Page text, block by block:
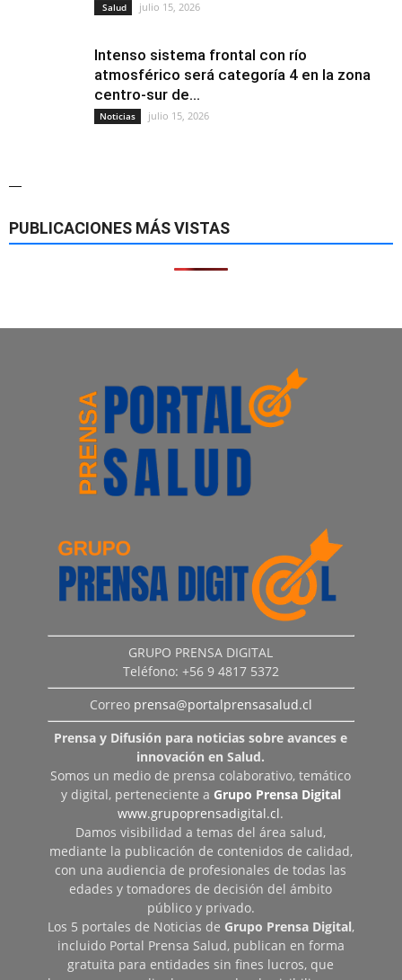
Salud julio 15, 2026
Intenso sistema frontal con río
atmosférico será categoría 4 en la zona
centro-sur de...
Noticias julio 15, 2026
—
PUBLICACIONES MÁS VISTAS
GRUPO PRENSA DIGITAL
Teléfono: +56 9 4817 5372
Correo prensa@portalprensasalud.cl
Prensa y Difusión para noticias sobre avances e
innovación en Salud.
Somos un medio de prensa colaborativo, temático
y digital, perteneciente a Grupo Prensa Digital
www.grupoprensadigital.cl.
Damos visibilidad a temas del área salud,
mediante la publicación de contenidos de calidad,
con una audiencia de profesionales de todas las
edades y tomadores de decisión del ámbito
público y privado.
Los 5 portales de Noticias de Grupo Prensa Digital,
incluido Portal Prensa Salud, publican en forma
gratuita para entidades sin fines lucros, que